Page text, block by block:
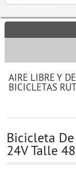
AIRE LIBRE Y
BICICLETAS
Bicicleta
24V Talle 48